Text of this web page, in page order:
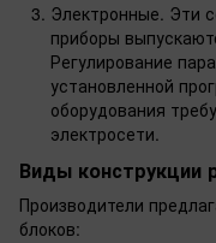
Электронные. Эти
приборы
Регулирование
установленной
оборудования
электросети.
Виды конструкции
Производители
блоков: